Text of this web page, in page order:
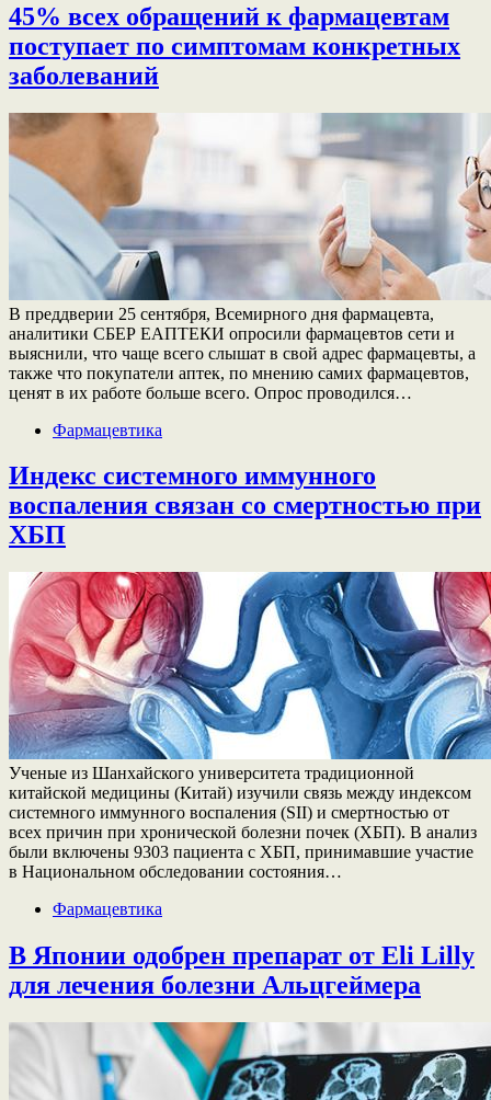
45% всех обращений к фармацевтам
поступает по симптомам конкретных
заболеваний
В преддверии 25 сентября, Всемирного дня фармацевта,
аналитики СБЕР ЕАПТЕКИ опросили фармацевтов сети и
выяснили, что чаще всего слышат в свой адрес фармацевты, а
также что покупатели аптек, по мнению самих фармацевтов,
ценят в их работе больше всего. Опрос проводился…
Фармацевтика
Индекс системного иммунного
воспаления связан со смертностью при
ХБП
Ученые из Шанхайского университета традиционной
китайской медицины (Китай) изучили связь между индексом
системного иммунного воспаления (SII) и смертностью от
всех причин при хронической болезни почек (ХБП). В анализ
были включены 9303 пациента с ХБП, принимавшие участие
в Национальном обследовании состояния…
Фармацевтика
В Японии одобрен препарат от Eli Lilly
для лечения болезни Альцгеймера